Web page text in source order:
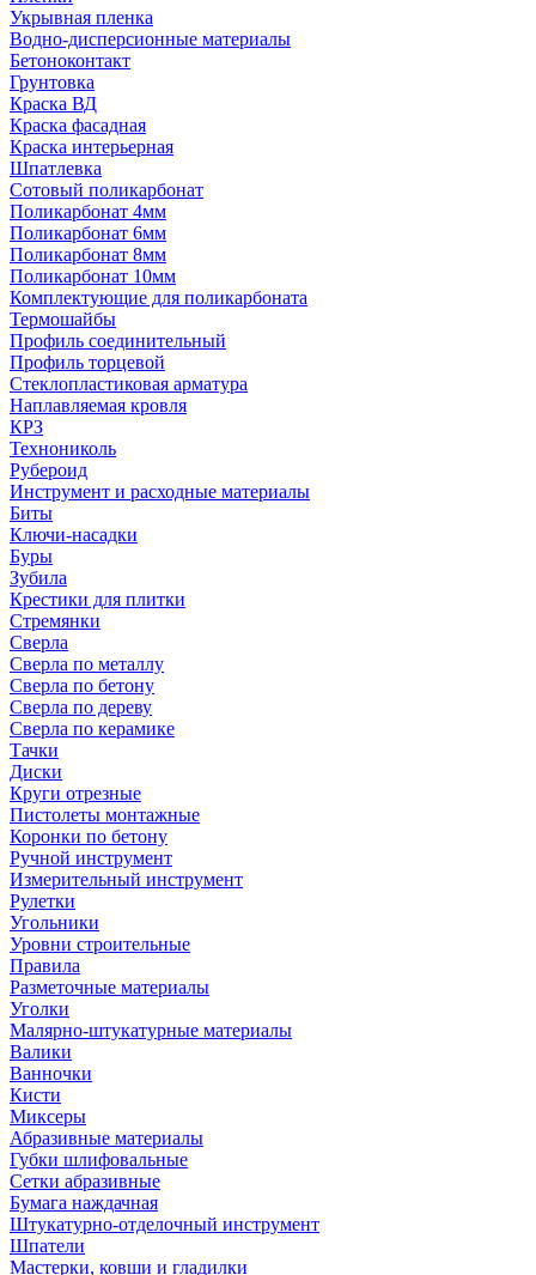
Укрывная пленка
Водно-дисперсионные материалы
Бетоноконтакт
Грунтовка
Краска ВД
Краска фасадная
Краска интерьерная
Шпатлевка
Сотовый поликарбонат
Поликарбонат 4мм
Поликарбонат 6мм
Поликарбонат 8мм
Поликарбонат 10мм
Комплектующие для поликарбоната
Термошайбы
Профиль соединительный
Профиль торцевой
Стеклопластиковая арматура
Наплавляемая кровля
КРЗ
Технониколь
Рубероид
Инструмент и расходные материалы
Биты
Ключи-насадки
Буры
Зубила
Крестики для плитки
Стремянки
Сверла
Сверла по металлу
Сверла по бетону
Сверла по дереву
Сверла по керамике
Тачки
Диски
Круги отрезные
Пистолеты монтажные
Коронки по бетону
Ручной инструмент
Измерительный инструмент
Рулетки
Угольники
Уровни строительные
Правила
Разметочные материалы
Уголки
Малярно-штукатурные материалы
Валики
Ванночки
Кисти
Миксеры
Абразивные материалы
Губки шлифовальные
Сетки абразивные
Бумага наждачная
Штукатурно-отделочный инструмент
Шпатели
Мастерки, ковши и гладилки